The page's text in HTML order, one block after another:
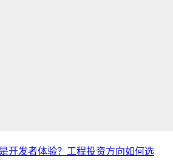
开发者体验？工程投资方向如何选